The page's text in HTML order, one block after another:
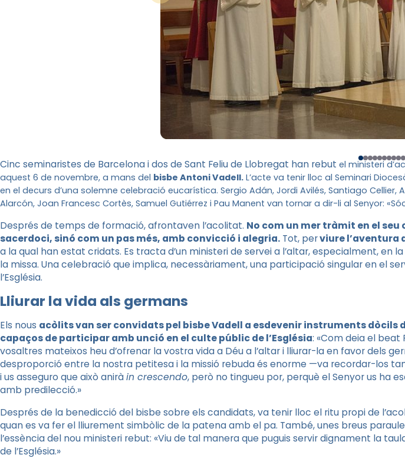
Cinc seminaristes de Barcelona i dos de Sant Feliu de Llobregat han rebut el ministeri
aquest 6 de novembre, a mans del bisbe Antoni Vadell. L’acte va tenir lloc al Seminari
en el decurs d’una solemne celebració eucarística. Sergio Adán, Jordi Avilés, Santiago Cellier,
Alarcón, Joan Francesc Cortès, Samuel Gutiérrez i Pau Manent van tornar a dir-li al Senyor:
Després de temps de formació, afrontaven l’acolitat. No com un mer tràmit en el seu
sacerdoci, sinó com un pas més, amb convicció i alegria. Tot, perviure l’aventura
a la qual han estat cridats. Es tracta d’un ministeri de servei a l’altar, especialment, en
la missa. Una celebració que implica, necessàriament, una participació singular en el
l’Església.
Lliurar la vida als germans
Els nous acòlits van ser convidats pel bisbe Vadell a esdevenir instruments dòcils
capaços de participar amb unció en el culte públic de l’Església: «Com deia el beat
vosaltres mateixos heu d’ofrenar la vostra vida a Déu a l’altar i lliurar-la en favor dels
desproporció entre la nostra petitesa i la missió rebuda és enorme —va recordar-los
i us asseguro que això aniràin crescendo, però no tingueu por, perquè el Senyor us ha
amb predilecció.»
Després de la benedicció del bisbe sobre els candidats, va tenir lloc el ritu propi de
quan es va fer el lliurement simbòlic de la patena amb el pa. També, unes breus
l’essència del nou ministeri rebut: «Viu de tal manera que puguis servir dignament la
de l’Església.»